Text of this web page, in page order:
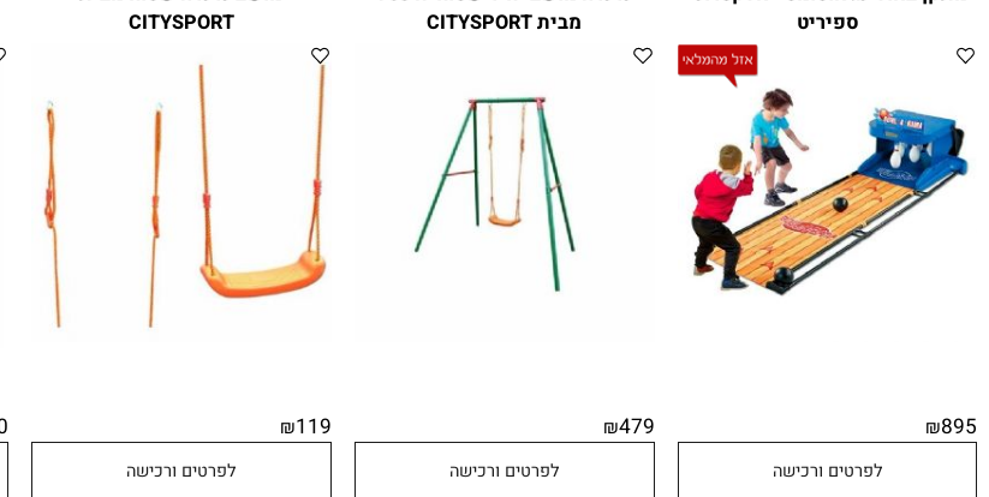
אוטומטי-אלקטרוני
ספיריט
מושב נדנדה שטוח מבית
CITYSPORT